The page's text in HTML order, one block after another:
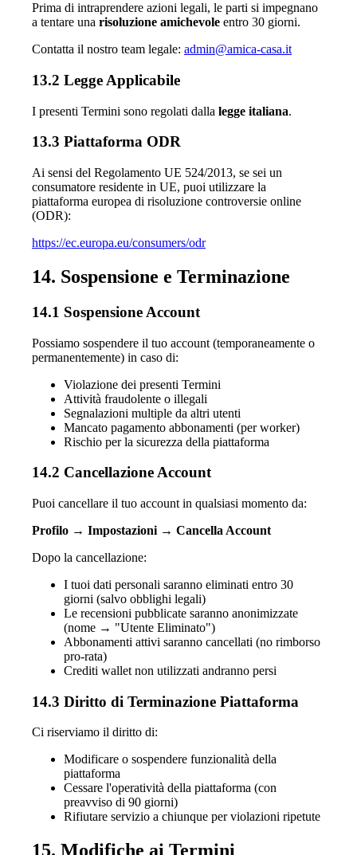
Prima di intraprendere azioni legali, le parti si impegnano
a tentare una risoluzione amichevole entro 30 giorni.
Contatta il nostro team legale: admin@amica-casa.it
13.2 Legge Applicabile
I presenti Termini sono regolati dalla legge italiana.
13.3 Piattaforma ODR
Ai sensi del Regolamento UE 524/2013, se sei un
consumatore residente in UE, puoi utilizzare la
piattaforma europea di risoluzione controversie online
(ODR):
https://ec.europa.eu/consumers/odr
14. Sospensione e Terminazione
14.1 Sospensione Account
Possiamo sospendere il tuo account (temporaneamente o
permanentemente) in caso di:
Violazione dei presenti Termini
Attività fraudolente o illegali
Segnalazioni multiple da altri utenti
Mancato pagamento abbonamenti (per worker)
Rischio per la sicurezza della piattaforma
14.2 Cancellazione Account
Puoi cancellare il tuo account in qualsiasi momento da:
Profilo → Impostazioni → Cancella Account
Dopo la cancellazione:
I tuoi dati personali saranno eliminati entro 30
giorni (salvo obblighi legali)
Le recensioni pubblicate saranno anonimizzate
(nome → "Utente Eliminato")
Abbonamenti attivi saranno cancellati (no rimborso
pro-rata)
Crediti wallet non utilizzati andranno persi
14.3 Diritto di Terminazione Piattaforma
Ci riserviamo il diritto di:
Modificare o sospendere funzionalità della
piattaforma
Cessare l'operatività della piattaforma (con
preavviso di 90 giorni)
Rifiutare servizio a chiunque per violazioni ripetute
15. Modifiche ai Termini